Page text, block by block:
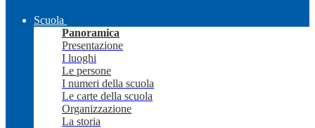
Scuola
Panoramica
Presentazione
I luoghi
Le persone
I numeri della scuola
Le carte della scuola
Organizzazione
La storia